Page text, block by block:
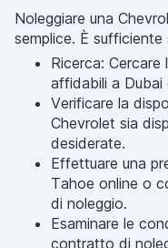
Noleggiare una
semplice. È sufficiente
Ricerca:
affidabili a
Verificare la
Chevrolet sia
desiderate.
Effettuare una
Tahoe online o
di noleggio.
Esaminare le
contratto di